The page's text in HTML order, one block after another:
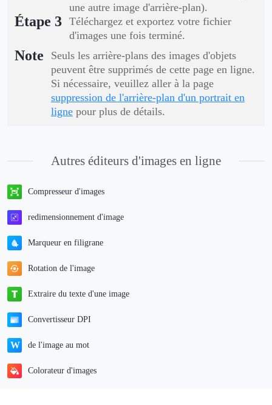
une autre image d'arrière-plan).
Étape 3
Téléchargez et exportez votre fichier
d'images une fois terminé.
Note
Seuls les arrière-plans des images d'objets
peuvent être supprimés de cette page en ligne.
Si nécessaire, veuillez aller à la page
suppression de l'arrière-plan d'un portrait en
lignepour plus de détails.
Autres éditeurs d'images en ligne
Compresseur d'images
redimensionnement d'image
Marqueur en filigrane
Rotation de l'image
Extraire du texte d'une image
Convertisseur DPI
de l'image au mot
Colorateur d'images